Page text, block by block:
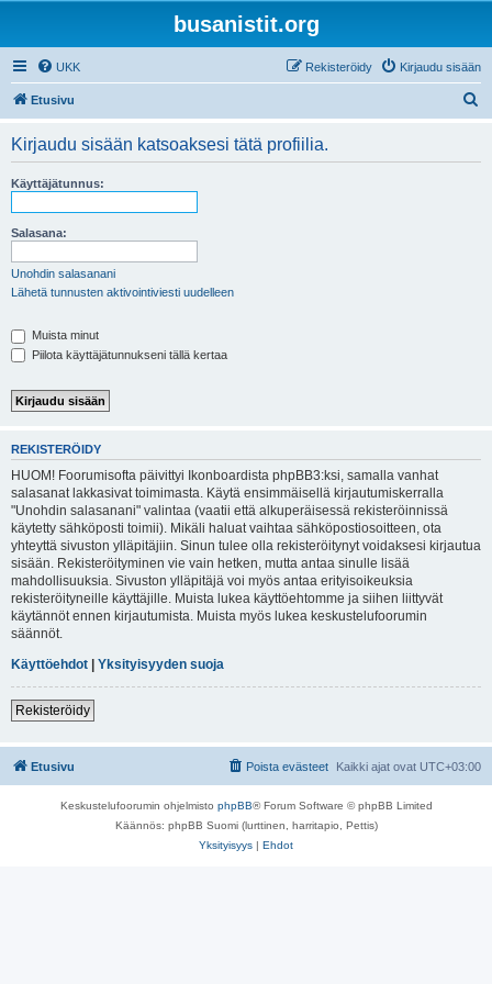
busanistit.org
UKK Kirjaudu sisään
Rekisteröidy
Etusivu
Kirjaudu sisään katsoaksesi tätä profiilia.
Käyttäjätunnus:
Salasana:
Unohdin salasanani
Lähetä tunnusten aktivointiviesti uudelleen
Muista minut
Piilota käyttäjätunnukseni tällä kertaa
REKISTERÖIDY
HUOM! Foorumisofta päivittyi Ikonboardista phpBB3:ksi, samalla vanhat
salasanat lakkasivat toimimasta. Käytä ensimmäisellä kirjautumiskerralla
"Unohdin salasanani" valintaa (vaatii että alkuperäisessä rekisteröinnissä
käytetty sähköposti toimii). Mikäli haluat vaihtaa sähköpostiosoitteen, ota
yhteyttä sivuston ylläpitäjiin. Sinun tulee olla rekisteröitynyt voidaksesi kirjautua
sisään. Rekisteröityminen vie vain hetken, mutta antaa sinulle lisää
mahdollisuuksia. Sivuston ylläpitäjä voi myös antaa erityisoikeuksia
rekisteröityneille käyttäjille. Muista lukea käyttöehtomme ja siihen liittyvät
käytännöt ennen kirjautumista. Muista myös lukea keskustelufoorumin
säännöt.
Käyttöehdot | Yksityisyyden suoja
Rekisteröidy
Etusivu Kaikki ajat ovat UTC+03:00
Poista evästeet
Keskustelufoorumin ohjelmisto phpBB® Forum Software © phpBB Limited
Käännös: phpBB Suomi (lurttinen, harritapio, Pettis)
Yksityisyys | Ehdot